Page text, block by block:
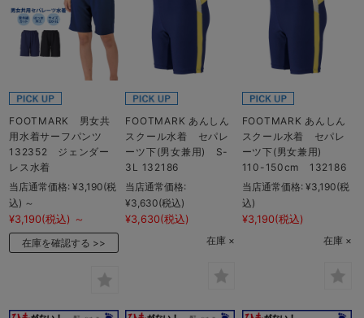
FOOTMARK 男女共
用水着サーフパンツ
132352 ジェンダー
レス水着
当店通常価格: ¥3,190(税
込) ～
¥3,190(税込) ～
在庫を確認する
FOOTMARK あんしん
スクール水着 セパレ
ーツ下(男女兼用) S-
3L 132186
当店通常価格:
¥3,630(税込)
¥3,630(税込)
在庫 ×
FOOTMARK あんしん
スクール水着 セパレ
ーツ下(男女兼用)
110-150cm 132186
当店通常価格: ¥3,190(税
込)
¥3,190(税込)
在庫 ×